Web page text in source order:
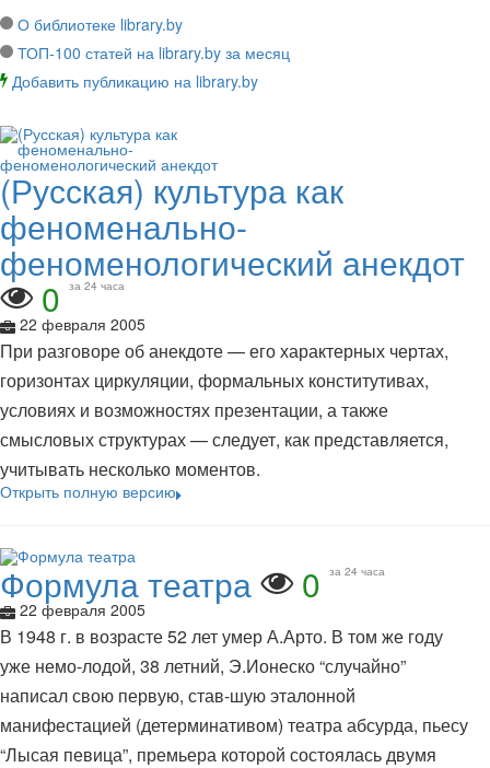
О библиотеке library.by
ТОП-100 статей на library.by за месяц
Добавить публикацию на library.by
(Русская) культура как
феноменально-
феноменологический анекдот
0 за 24 часа
22 февраля 2005
При разговоре об анекдоте — его характерных чертах,
горизонтах циркуляции, формальных конститутивах,
условиях и возможностях презентации, а также
смысловых структурах — следует, как представляется,
учитывать несколько моментов.
Открыть полную версию
Формула театра 0 за 24 часа
22 февраля 2005
В 1948 г. в возрасте 52 лет умер А.Арто. В том же году
уже немо-лодой, 38 летний, Э.Ионеско “случайно”
написал свою первую, став-шую эталонной
манифестацией (детерминативом) театра абсурда, пьесу
“Лысая певица”, премьера которой состоялась двумя